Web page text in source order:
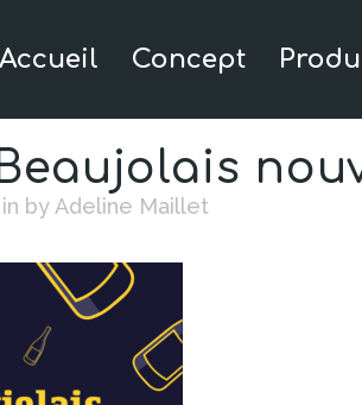
Accueil Concept
in by Adeline Maillet